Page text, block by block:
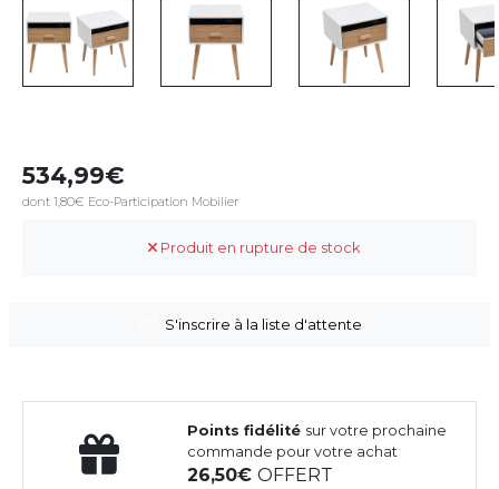
534,99
dont 1,80€ Eco-Participation Mobilier
Produit en rupture de stock
S'inscrire à la liste d'attente
Points fidélité sur votre prochaine
commande pour votre achat
26,50OFFERT